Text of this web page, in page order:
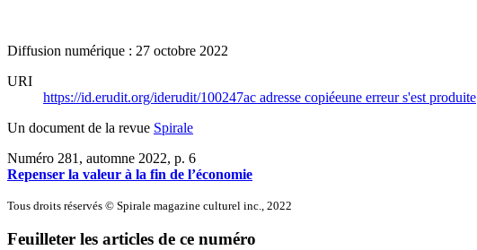
Diffusion numérique : 27 octobre 2022
URI
https://id.erudit.org/iderudit/100247ac adresse copiéeune erreur s'est produite
Un document de la revue Spirale
Numéro 281, automne 2022, p. 6
Repenser la valeur à la fin de l’économie
Tous droits réservés © Spirale magazine culturel inc., 2022
Feuilleter les articles de ce numéro